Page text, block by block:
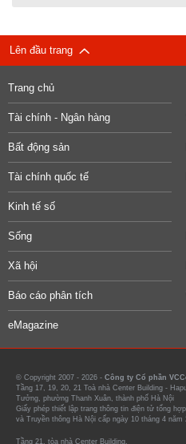
Lên đầu trang
Trang chủ
Tài chính - Ngân hàng
Bất động sản
Tài chính quốc tế
Kinh tế số
Sống
Xã hội
Báo cáo phân tích
eMagazine
© Copyright 2007 - 2026 - Công ty Cổ phần
Tầng 17, 19, 20, 21 Toà nhà Center Building -
Tưởng, phường Thanh Xuân, thành phố Hà Nội
Giấy phép thiết lập trang thông tin điện tử tổng
và Truyền thông Hà Nội cấp ngày 10 tháng 4 năm
Tầng 21, tòa nhà Center Building.